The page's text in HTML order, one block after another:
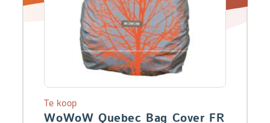
WoWoW Quebec Bag Cover FR
Te koop